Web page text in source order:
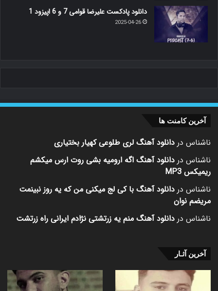
دانلود پادکست علیرضا قوامی 7 و 6 اپیزود 1
2025-04-26
آخرین کامنت ها
ناشناس در دانلود آهنگ لری طلوعی کهیار بختیاری
ناشناس در دانلود آهنگ اگه ارومیه بشی روت ارس میکشم
ریمیکس MP3
ناشناس در دانلود آهنگ با کی لج میکنی من که یه روز نبینمت
مریضم نوان
ناشناس در دانلود آهنگ منم یه زرتشتی نژادم ایرانی راه زرتشت
آخرین آثـار